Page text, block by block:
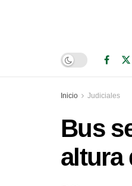
Inicio Judiciales
Bus
altura